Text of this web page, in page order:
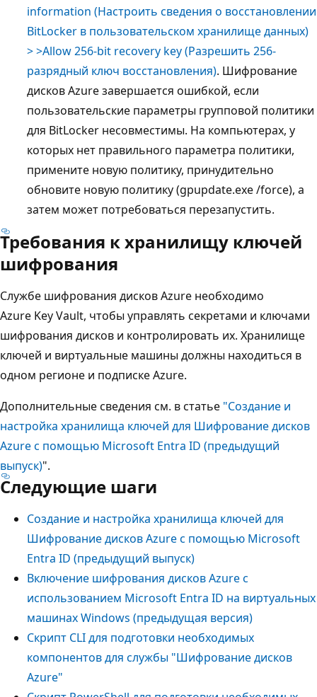
information (Настроить сведения о восстановлении
BitLocker в пользовательском хранилище данных)
> >Allow 256-bit recovery key (Разрешить 256-
разрядный ключ восстановления). Шифрование
дисков Azure завершается ошибкой, если
пользовательские параметры групповой политики
для BitLocker несовместимы. На компьютерах, у
которых нет правильного параметра политики,
примените новую политику, принудительно
обновите новую политику (gpupdate.exe /force), а
затем может потребоваться перезапустить.
Требования к хранилищу ключей
шифрования
Службе шифрования дисков Azure необходимо
Azure Key Vault, чтобы управлять секретами и ключами
шифрования дисков и контролировать их. Хранилище
ключей и виртуальные машины должны находиться в
одном регионе и подписке Azure.
Дополнительные сведения см. в статье "Создание и
настройка хранилища ключей для Шифрование дисков
Azure с помощью Microsoft Entra ID (предыдущий
выпуск)".
Следующие шаги
Создание и настройка хранилища ключей для
Шифрование дисков Azure с помощью Microsoft
Entra ID (предыдущий выпуск)
Включение шифрования дисков Azure с
использованием Microsoft Entra ID на виртуальных
машинах Windows (предыдущая версия)
Скрипт CLI для подготовки необходимых
компонентов для службы "Шифрование дисков
Azure"